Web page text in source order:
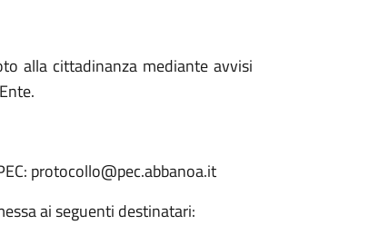
alla cittadinanza mediante avvisi
protocollo@pec.abbanoa.it
ai seguenti destinatari: